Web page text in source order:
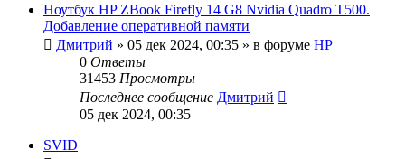
Ноутбук HP ZBook Firefly 14 G8 Nvidia Quadro T500.
Добавление оперативной памяти
Дмитрий » 05 дек 2024, 00:35 » в форуме HP
0 Ответы
31453 Просмотры
Последнее сообщение Дмитрий
05 дек 2024, 00:35
SVID